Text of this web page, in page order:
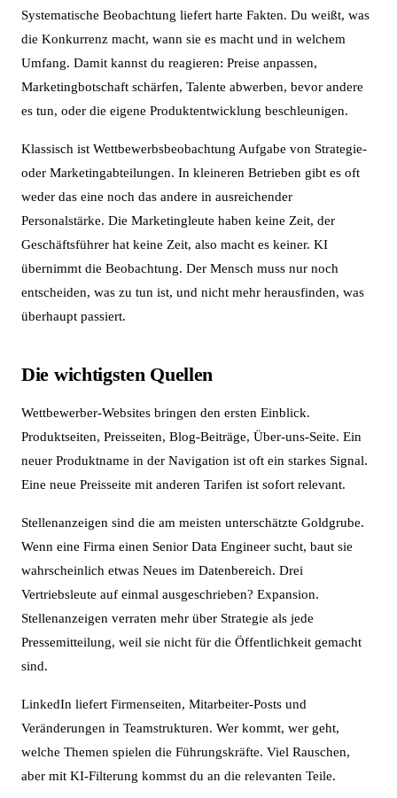
Systematische Beobachtung liefert harte Fakten. Du weißt, was
die Konkurrenz macht, wann sie es macht und in welchem
Umfang. Damit kannst du reagieren: Preise anpassen,
Marketingbotschaft schärfen, Talente abwerben, bevor andere
es tun, oder die eigene Produktentwicklung beschleunigen.
Klassisch ist Wettbewerbsbeobachtung Aufgabe von Strategie-
oder Marketingabteilungen. In kleineren Betrieben gibt es oft
weder das eine noch das andere in ausreichender
Personalstärke. Die Marketingleute haben keine Zeit, der
Geschäftsführer hat keine Zeit, also macht es keiner. KI
übernimmt die Beobachtung. Der Mensch muss nur noch
entscheiden, was zu tun ist, und nicht mehr herausfinden, was
überhaupt passiert.
Die wichtigsten Quellen
Wettbewerber-Websites bringen den ersten Einblick.
Produktseiten, Preisseiten, Blog-Beiträge, Über-uns-Seite. Ein
neuer Produktname in der Navigation ist oft ein starkes Signal.
Eine neue Preisseite mit anderen Tarifen ist sofort relevant.
Stellenanzeigen sind die am meisten unterschätzte Goldgrube.
Wenn eine Firma einen Senior Data Engineer sucht, baut sie
wahrscheinlich etwas Neues im Datenbereich. Drei
Vertriebsleute auf einmal ausgeschrieben? Expansion.
Stellenanzeigen verraten mehr über Strategie als jede
Pressemitteilung, weil sie nicht für die Öffentlichkeit gemacht
sind.
LinkedIn liefert Firmenseiten, Mitarbeiter-Posts und
Veränderungen in Teamstrukturen. Wer kommt, wer geht,
welche Themen spielen die Führungskräfte. Viel Rauschen,
aber mit KI-Filterung kommst du an die relevanten Teile.